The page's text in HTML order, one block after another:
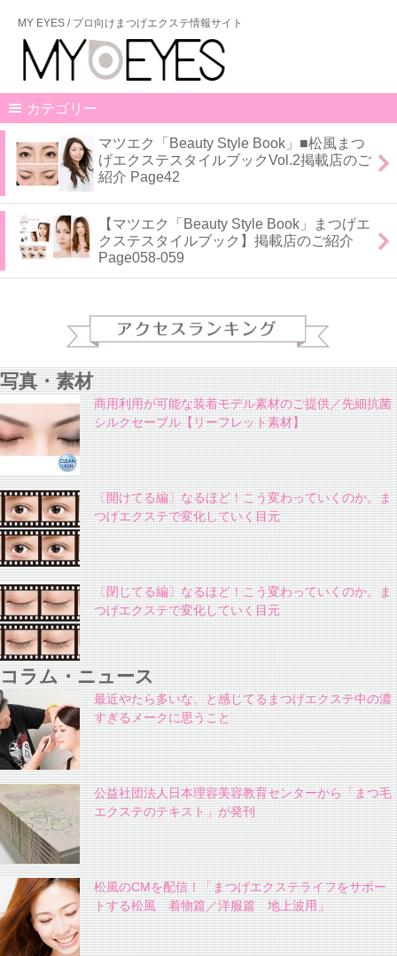
MY EYES / プロ向けまつげエクステ情報サイト
カテゴリー
マツエク「Beauty Style Book」■松風まつ
げエクステスタイルブックVol.2掲載店のご
紹介 Page42
【マツエク「Beauty Style Book」まつげエ
クステスタイルブック】掲載店のご紹介
Page058-059
写真・素材
商用利用が可能な装着モデル素材のご提供／先細抗菌
シルクセーブル【リーフレット素材】
〔開けてる編〕なるほど！こう変わっていくのか。ま
つげエクステで変化していく目元
〔閉じてる編〕なるほど！こう変わっていくのか。ま
つげエクステで変化していく目元
コラム・ニュース
最近やたら多いな、と感じてるまつげエクステ中の濃
すぎるメークに思うこと
公益社団法人日本理容美容教育センターから「まつ毛
エクステのテキスト」が発刊
松風のCMを配信！「まつげエクステライフをサポー
トする松風 着物篇／洋服篇 地上波用」